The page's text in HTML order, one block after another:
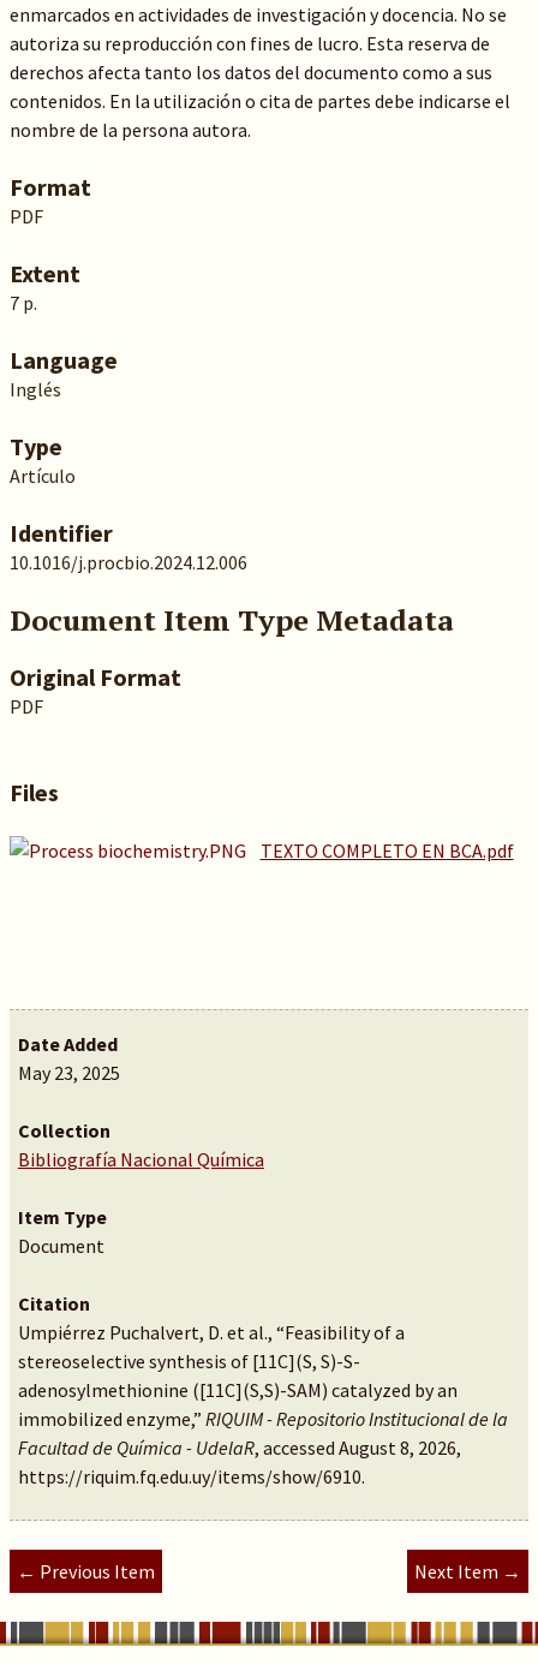
enmarcados en actividades de investigación y docencia. No se
autoriza su reproducción con fines de lucro. Esta reserva de
derechos afecta tanto los datos del documento como a sus
contenidos. En la utilización o cita de partes debe indicarse el
nombre de la persona autora.
Format
PDF
Extent
7 p.
Language
Inglés
Type
Artículo
Identifier
10.1016/j.procbio.2024.12.006
Document Item Type Metadata
Original Format
PDF
Files
TEXTO COMPLETO EN BCA.pdf
Date Added
May 23, 2025
Collection
Bibliografía Nacional Química
Item Type
Document
Citation
Umpiérrez Puchalvert, D. et al., “Feasibility of a
stereoselective synthesis of [11C](S, S)-S-
adenosylmethionine ([11C](S,S)-SAM) catalyzed by an
immobilized enzyme,” RIQUIM - Repositorio Institucional de la
Facultad de Química - UdelaR, accessed August 8, 2026,
https://riquim.fq.edu.uy/items/show/6910.
← Previous Item Next Item →